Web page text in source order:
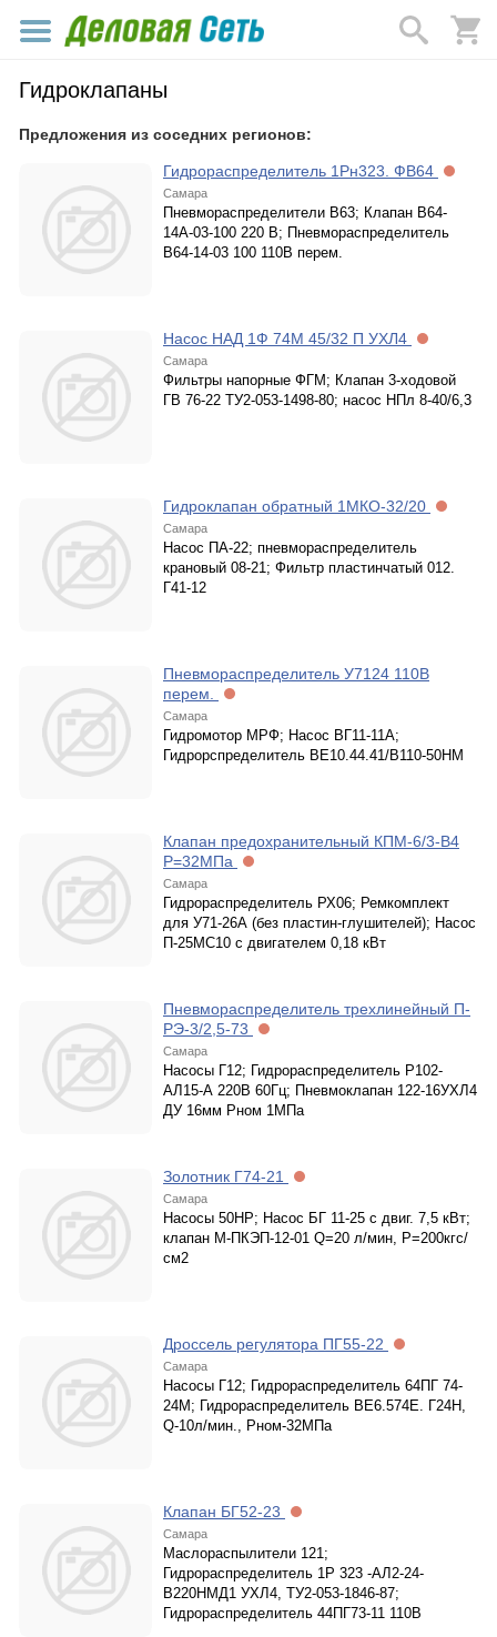
Гидроклапаны
Предложения из соседних регионов:
Гидрораспределитель 1Рн323. ФВ64
Самара
Пневмораспределители В63; Клапан В64-
14А-03-100 220 В; Пневмораспределитель
В64-14-03 100 110В перем.
Насос НАД 1Ф 74М 45/32 П УХЛ4
Самара
Фильтры напорные ФГМ; Клапан 3-ходовой
ГВ 76-22 ТУ2-053-1498-80; насос НПл 8-40/6,3
Гидроклапан обратный 1МКО-32/20
Самара
Насос ПА-22; пневмораспределитель
крановый 08-21; Фильтр пластинчатый 012.
Г41-12
Пневмораспределитель У7124 110В
перем.
Самара
Гидромотор МРФ; Насос ВГ11-11А;
Гидрорспределитель ВЕ10.44.41/В110-50НМ
Клапан предохранительный КПМ-6/3-В4
Р=32МПа
Самара
Гидрораспределитель РХ06; Ремкомплект
для У71-26А (без пластин-глушителей); Насос
П-25МС10 с двигателем 0,18 кВт
Пневмораспределитель трехлинейный П-
РЭ-3/2,5-73
Самара
Насосы Г12; Гидрораспределитель Р102-
АЛ15-А 220В 60Гц; Пневмоклапан 122-16УХЛ4
ДУ 16мм Рном 1МПа
Золотник Г74-21
Самара
Насосы 50НР; Насос БГ 11-25 с двиг. 7,5 кВт;
клапан М-ПКЭП-12-01 Q=20 л/мин, Р=200кгс/
см2
Дроссель регулятора ПГ55-22
Самара
Насосы Г12; Гидрораспределитель 64ПГ 74-
24М; Гидрораспределитель ВЕ6.574Е. Г24Н,
Q-10л/мин., Рном-32МПа
Клапан БГ52-23
Самара
Маслораспылители 121;
Гидрораспределитель 1Р 323 -АЛ2-24-
В220НМД1 УХЛ4, ТУ2-053-1846-87;
Гидрораспределитель 44ПГ73-11 110В